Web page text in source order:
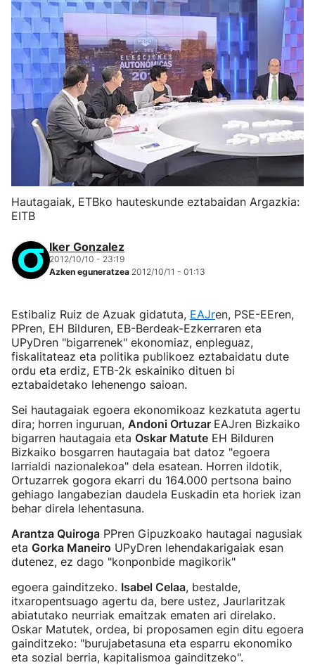
Hautagaiak, ETBko hauteskunde eztabaidan Argazkia:
EITB
Iker Gonzalez
2012/10/10 - 23:19
Azken eguneratzea 2012/10/11 - 01:13
Estibaliz Ruiz de Azuak gidatuta, EAJren, PSE-EEren,
PPren, EH Bilduren, EB-Berdeak-Ezkerraren eta
UPyDren "bigarrenek" ekonomiaz, enpleguaz,
fiskalitateaz eta politika publikoez eztabaidatu dute
ordu eta erdiz, ETB-2k eskainiko dituen bi
eztabaidetako lehenengo saioan.
Sei hautagaiak egoera ekonomikoaz kezkatuta agertu
dira; horren inguruan, Andoni Ortuzar EAJren Bizkaiko
bigarren hautagaia eta Oskar Matute EH Bilduren
Bizkaiko bosgarren hautagaia bat datoz "egoera
larrialdi nazionalekoa" dela esatean. Horren ildotik,
Ortuzarrek gogora ekarri du 164.000 pertsona baino
gehiago langabezian daudela Euskadin eta horiek izan
behar direla lehentasuna.
Arantza Quiroga PPren Gipuzkoako hautagai nagusiak
eta Gorka Maneiro UPyDren lehendakarigaiak esan
dutenez, ez dago "konponbide magikorik"
egoera gainditzeko. Isabel Celaa, bestalde,
itxaropentsuago agertu da, bere ustez, Jaurlaritzak
abiatutako neurriak emaitzak ematen ari direlako.
Oskar Matutek, ordea, bi proposamen egin ditu egoera
gainditzeko: "burujabetasuna eta esparru ekonomiko
eta sozial berria, kapitalismoa gainditzeko".